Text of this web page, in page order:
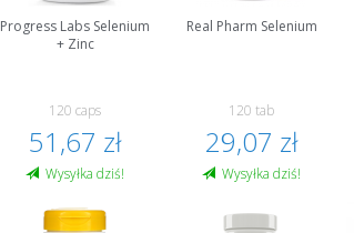
Progress Labs Selenium
+ Zinc
120 caps
51,67 zł
Wysyłka dziś!
Real Pharm Selenium
120 tab
29,07 zł
Wysyłka dziś!